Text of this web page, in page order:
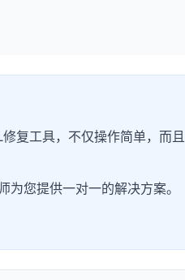
复工具，不仅操作简单，而且
您提供一对一的解决方案。